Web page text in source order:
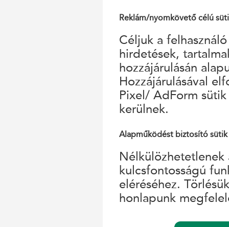
Reklám/nyomkövető célú
Céljuk a
hirdetések,
hozzájárulásán
Hozzájárulásával
Pixel/ AdForm
kerülnek.
Alapműködést biztosító sütik
kulcsfontosságú
eléréséhez.
honlapunk